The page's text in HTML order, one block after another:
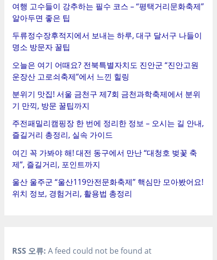
여행 고수들이 강추하는 필수 코스 – “평택거리문화축제”
알아두면 좋은 팁
두류정수장후적지에서 보내는 하루, 대구 달서구 나들이
명소 방문자 꿀팁
오늘은 여기 어때요? 전북특별자치도 진안군 “진안고원
운장산 고로쇠축제”에서 느낀 힐링
분위기 맛집! 서울 금천구 제7회 금천과학축제에서 분위
기 만끽, 방문 꿀팁까지
주전패밀리캠핑장 한 번에 정리한 정보 – 오시는 길 안내,
즐길거리 총정리, 실속 가이드
여긴 꼭 가봐야 해! 대전 동구에서 만난 “대청호 벚꽃 축
제”, 즐길거리, 포인트까지
울산 울주군 “울산119안전문화축제” 핵심만 모아봤어요!
위치 정보, 경험거리, 활용법 총정리
RSS 오류: A feed could not be found at